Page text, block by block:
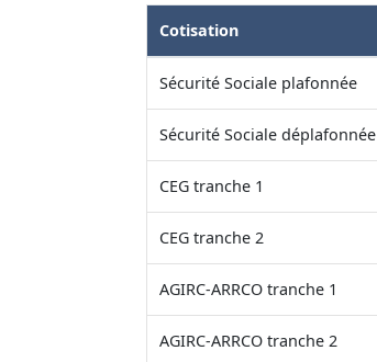
Cotisation
Sécurité Sociale plafonnée
Sécurité Sociale déplafonnée
CEG tranche 1
CEG tranche 2
AGIRC-ARRCO tranche 1
AGIRC-ARRCO tranche 2